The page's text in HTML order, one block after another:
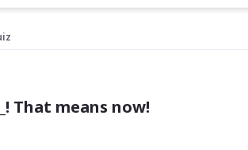
That means now!